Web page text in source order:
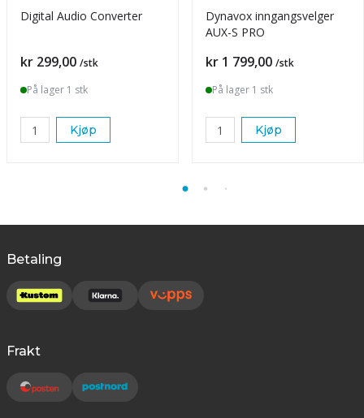
Digital Audio Converter
Pris
kr 299,00 /stk
På lager 1 stk
Kjøp
Dynavox inngangsvelger
AUX-S PRO
Pris
kr 1 799,00 /stk
På lager 1 stk
Kjøp
Betaling
Frakt